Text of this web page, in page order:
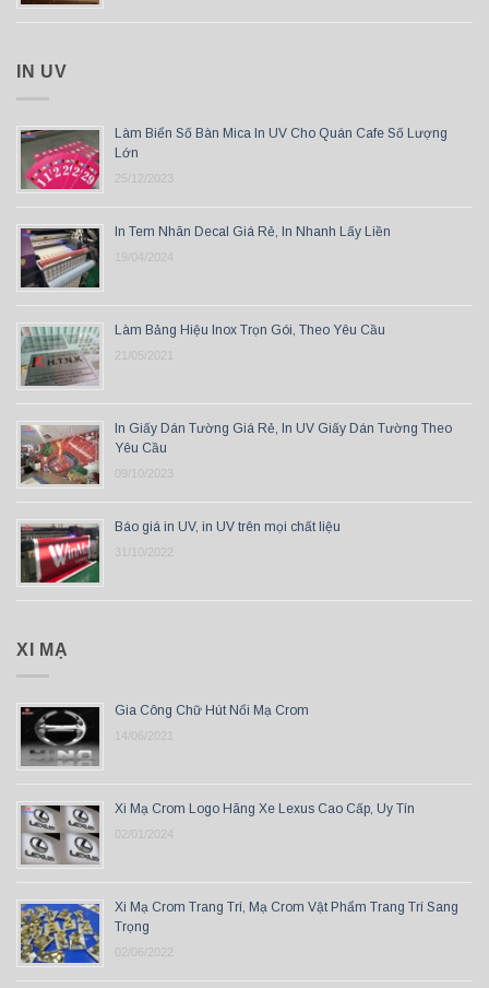
IN UV
Làm Biển Số Bàn Mica In UV Cho Quán Cafe Số Lượng
Lớn
25/12/2023
In Tem Nhãn Decal Giá Rẻ, In Nhanh Lấy Liền
19/04/2024
Làm Bảng Hiệu Inox Trọn Gói, Theo Yêu Cầu
21/05/2021
In Giấy Dán Tường Giá Rẻ, In UV Giấy Dán Tường Theo
Yêu Cầu
09/10/2023
Báo giá in UV, in UV trên mọi chất liệu
31/10/2022
XI MẠ
Gia Công Chữ Hút Nổi Mạ Crom
14/06/2021
Xi Mạ Crom Logo Hãng Xe Lexus Cao Cấp, Uy Tín
02/01/2024
Xi Mạ Crom Trang Trí, Mạ Crom Vật Phẩm Trang Trí Sang
Trọng
02/06/2022